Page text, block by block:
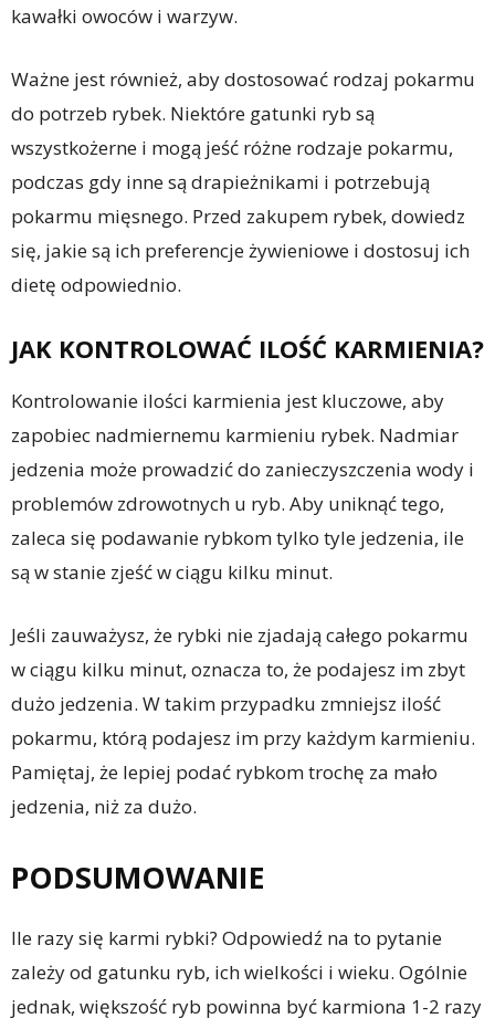
kawałki owoców i warzyw.
Ważne jest również, aby dostosować rodzaj pokarmu
do potrzeb rybek. Niektóre gatunki ryb są
wszystkożerne i mogą jeść różne rodzaje pokarmu,
podczas gdy inne są drapieżnikami i potrzebują
pokarmu mięsnego. Przed zakupem rybek, dowiedz
się, jakie są ich preferencje żywieniowe i dostosuj ich
dietę odpowiednio.
JAK KONTROLOWAĆ ILOŚĆ KARMIENIA?
Kontrolowanie ilości karmienia jest kluczowe, aby
zapobiec nadmiernemu karmieniu rybek. Nadmiar
jedzenia może prowadzić do zanieczyszczenia wody i
problemów zdrowotnych u ryb. Aby uniknąć tego,
zaleca się podawanie rybkom tylko tyle jedzenia, ile
są w stanie zjeść w ciągu kilku minut.
Jeśli zauważysz, że rybki nie zjadają całego pokarmu
w ciągu kilku minut, oznacza to, że podajesz im zbyt
dużo jedzenia. W takim przypadku zmniejsz ilość
pokarmu, którą podajesz im przy każdym karmieniu.
Pamiętaj, że lepiej podać rybkom trochę za mało
jedzenia, niż za dużo.
PODSUMOWANIE
Ile razy się karmi rybki? Odpowiedź na to pytanie
zależy od gatunku ryb, ich wielkości i wieku. Ogólnie
jednak, większość ryb powinna być karmiona 1-2 razy